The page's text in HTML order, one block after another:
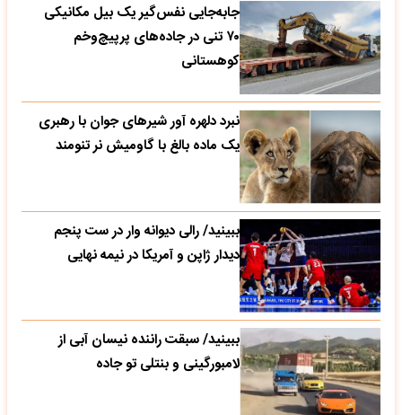
جابه‌جایی نفس‌گیر یک بیل مکانیکی
۷۰ تنی در جاده‌های پرپیچ‌وخم
کوهستانی
نبرد دلهره آور شیرهای جوان با رهبری
یک ماده بالغ با گاومیش نر تنومند
ببینید/ رالی دیوانه وار در ست پنجم
دیدار ژاپن و آمریکا در نیمه نهایی
ببینید/ سبقت راننده نیسان آبی از
لامبورگینی و بنتلی تو جاده